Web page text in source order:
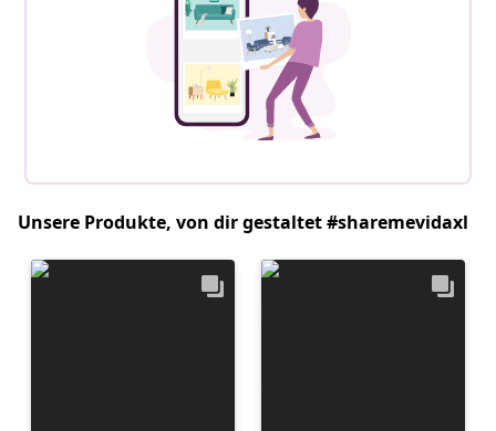
Unsere Produkte, von dir gestaltet #sharemevidaxl